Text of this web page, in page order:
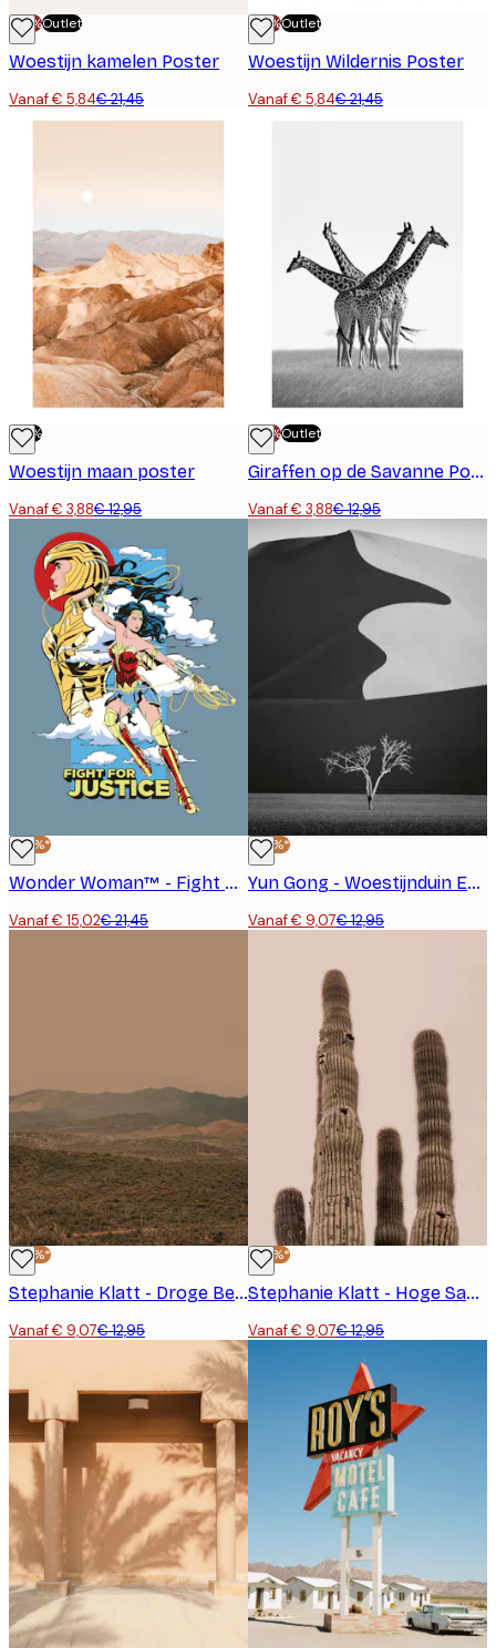
-70%Outlet
Woestijn kamelen Poster
Vanaf € 5,84€ 21,45
-70%Outlet
Woestijn Wildernis Poster
Vanaf € 5,84€ 21,45
-70%
Woestijn maan poster
Vanaf € 3,88€ 12,95
-70%Outlet
Giraffen op de Savanne Poster
Vanaf € 3,88€ 12,95
-30%*
Wonder Woman™ - Fight For Justice Poster
Vanaf € 15,02€ 21,45
-30%*
Yun Gong - Woestijnduin Eenzame Boom Poster
Vanaf € 9,07€ 12,95
-30%*
Stephanie Klatt - Droge Bergenhorizon Poster
Vanaf € 9,07€ 12,95
-30%*
Stephanie Klatt - Hoge Saguaro Cactussen Poster
Vanaf € 9,07€ 12,95